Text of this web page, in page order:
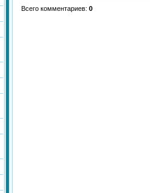
Всего комментариев: 0